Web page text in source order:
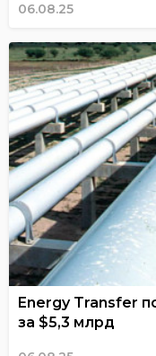
06.08.25
Energy Transfer
за $5,3 млрд